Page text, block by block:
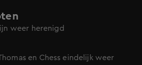
weer herenigd
en Chess eindelijk weer